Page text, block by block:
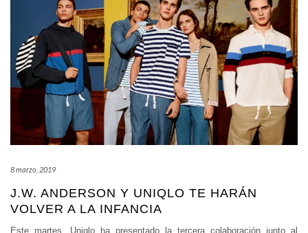
8 marzo, 2019
J.W. ANDERSON Y UNIQLO TE HARÁN
VOLVER A LA INFANCIA
Este martes, Uniqlo ha presentado la tercera colaboración junto al